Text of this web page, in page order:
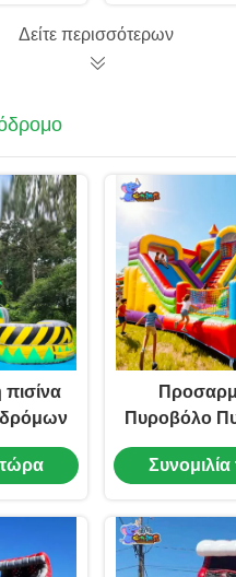
Δείτε περισσότερων
τώρα
Πυροβόλο
Πυροβόλο